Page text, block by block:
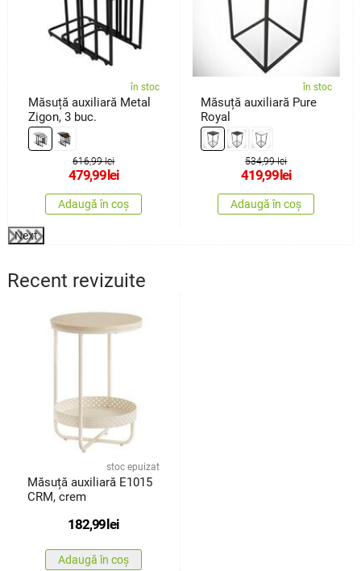
în stoc
Măsuță auxiliară Metal
Zigon, 3 buc.
616,99 lei
479,99lei
Adaugă în coș
în stoc
Măsuță auxiliară Pure
Royal
534,99 lei
419,99lei
Adaugă în coș
Next
Recent revizuite
stoc epuizat
Măsuță auxiliară E1015
CRM, crem
182,99 lei
Adaugă în coș